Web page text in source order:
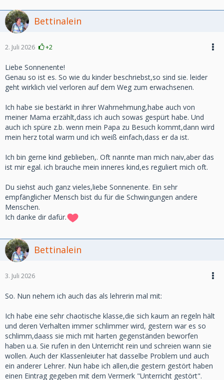
Bettinalein
2. Juli 2026 +2
Liebe Sonnenente!
Genau so ist es. So wie du kinder beschriebst,so sind sie. leider
geht wirklich viel verloren auf dem Weg zum erwachsenen.
Ich habe sie bestärkt in ihrer Wahrnehmung,habe auch von
meiner Mama erzählt,dass ich auch sowas gespürt habe. Und
auch ich spüre z.b. wenn mein Papa zu Besuch kommt,dann wird
mein herz total warm und ich weiß einfach,dass er da ist.
Ich bin gerne kind geblieben,. Oft nannte man mich naiv,aber das
ist mir egal. ich brauche mein inneres kind,es reguliert mich oft.
Du siehst auch ganz vieles,liebe Sonnenente. Ein sehr
empfänglicher Mensch bist du für die Schwingungen andere
Menschen.
Ich danke dir dafür.
Bettinalein
3. Juli 2026
So. Nun nehem ich auch das als lehrerin mal mit:
Ich habe eine sehr chaotische klasse,die sich kaum an regeln hält
und deren Verhalten immer schlimmer wird, gestern war es so
schlimm,daass sie mich mit harten gegenständen beworfen
haben u.a. Sie rufen in den Unterricht rein und schreien wann sie
wollen. Auch der Klassenleiuter hat dasselbe Problem und auch
ein anderer Lehrer. Nun habe ich allen,die gestern gestört haben
einen Eintrag gegeben mit dem Vermerk "Unterricht gestört".